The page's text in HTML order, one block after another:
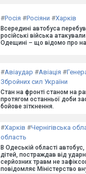
#Росія #Росіяни #Харків
Всередині автобуса
російські війська
Одещині – що відомо про
#Авіаудар #Авіація #
Збройних сил України
Стан на фронті станом на
протягом останньої доби
бойове зіткнення.
#Харків #Чернігівська
область
В Одеській області
дітей, постраждав від
серйозних травм не
повідомляє Міністерство